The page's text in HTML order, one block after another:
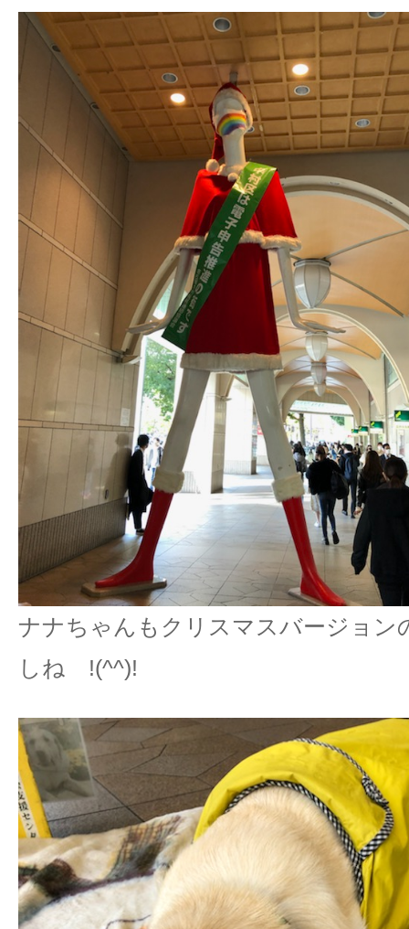
ナナちゃんもクリスマスバージョン
しね !(^^)!